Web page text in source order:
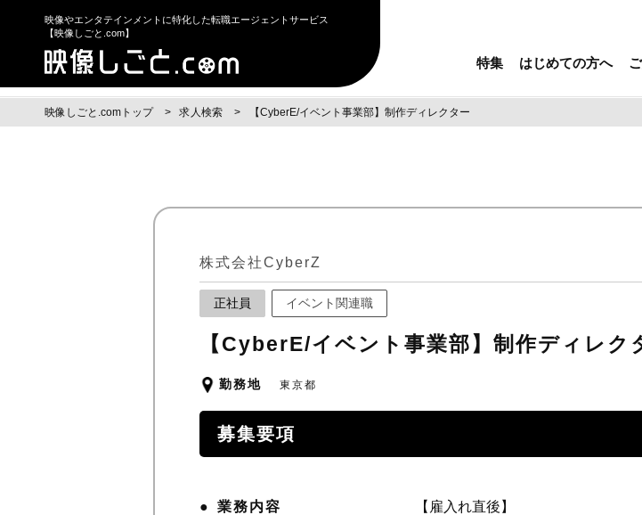
映像やエンタテインメントに特化した転職エージェントサービス
【映像しごと.com】
特集 はじめての方へ
映像しごと.comトップ 求人検索 【CyberE/イベント事業部】制作ディレクター
株式会社CyberZ
正社員 イベント関連職
【CyberE/イベント事業部】制作ディレク
勤務地 東京都
募集要項
業務内容
【雇入れ直後】